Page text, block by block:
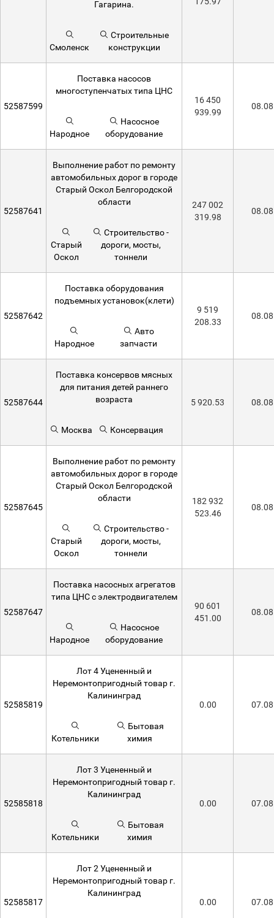
Гагарина.
Смоленск
Строительные
конструкции
52587599
Поставка насосов
многоступенчатых типа ЦНС
Народное
Насосное
оборудование
16 450
939.99
52587641
Выполнение работ по ремонту
автомобильных дорог в городе
Старый Оскол Белгородской
области
Старый
Оскол
Строительство -
дороги, мосты,
тоннели
247 002
319.98
52587642
Поставка оборудования
подъемных установок(клети)
Народное
Авто
запчасти
9 519
208.33
52587644
Поставка консервов мясных
для питания детей раннего
возраста
Москва Консервация
5 920.53
52587645
Выполнение работ по ремонту
автомобильных дорог в городе
Старый Оскол Белгородской
области
Старый
Оскол
Строительство -
дороги, мосты,
тоннели
182 932
523.46
52587647
Поставка насосных агрегатов
типа ЦНС с электродвигателем
Народное
Насосное
оборудование
90 601
451.00
52585819
Лот 4 Уцененный и
Неремонтопригодный товар г.
Калининград
Котельники
Бытовая
химия
0.00
52585818
Лот 3 Уцененный и
Неремонтопригодный товар г.
Калининград
Котельники
Бытовая
химия
0.00
52585817
Лот 2 Уцененный и
Неремонтопригодный товар г.
Калининград
0.00